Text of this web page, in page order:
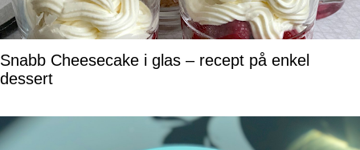
Snabb Cheesecake i glas – recept på enkel
dessert